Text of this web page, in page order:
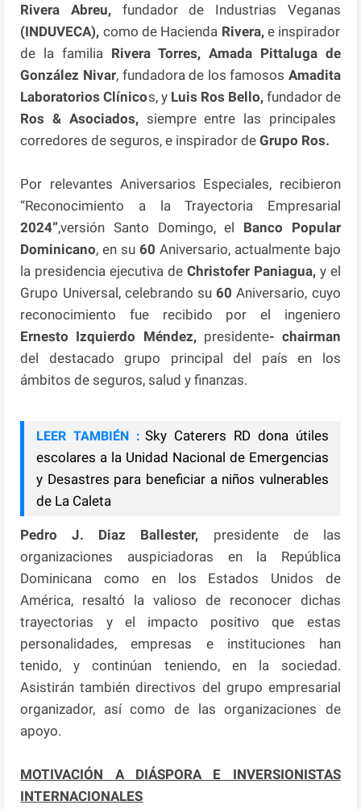
Rivera Abreu, fundador de Industrias Veganas
(INDUVECA), como de Hacienda Rivera,e inspirador
de la familia Rivera Torres, Amada Pittaluga de
González Nivar, fundadora de los famosos Amadita
Laboratorios Clínicos, y Luis Ros Bello,fundador de
Ros & Asociados, siempre entre las principales
corredores de seguros, e inspirador de Grupo Ros.
Por relevantes Aniversarios Especiales, recibieron
“Reconocimiento a la Trayectoria Empresarial
2024”,versión Santo Domingo, el Banco Popular
Dominicano, en su 60 Aniversario, actualmente bajo
la presidencia ejecutiva de Christofer Paniagua,y el
Grupo Universal, celebrando su60Aniversario, cuyo
reconocimiento fue recibido por el ingeniero
Ernesto Izquierdo Méndez,presidente- chairman
del destacado grupo principal del país en los
ámbitos de seguros, salud y finanzas.
LEER TAMBIÉN : Sky Caterers RD dona útiles
escolares a la Unidad Nacional de Emergencias
y Desastres para beneficiar a niños vulnerables
de La Caleta
Pedro J. Diaz Ballester, presidente de las
organizaciones auspiciadoras en la República
Dominicana como en los Estados Unidos de
América, resaltó la valioso de reconocer dichas
trayectorias y el impacto positivo que estas
personalidades, empresas e instituciones han
tenido, y continúan teniendo, en la sociedad.
Asistirán también directivos del grupo empresarial
organizador, así como de las organizaciones de
apoyo.
MOTIVACIÓN A DIÁSPORA E INVERSIONISTAS
INTERNACIONALES